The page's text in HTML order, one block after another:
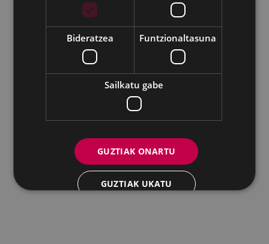
IFZ: P2003100A | DIR3 L01200300
Bideratzea Funtzionaltasuna
Sailkatu gabe
GUZTIAK ONARTU
GUZTIAK UKATU